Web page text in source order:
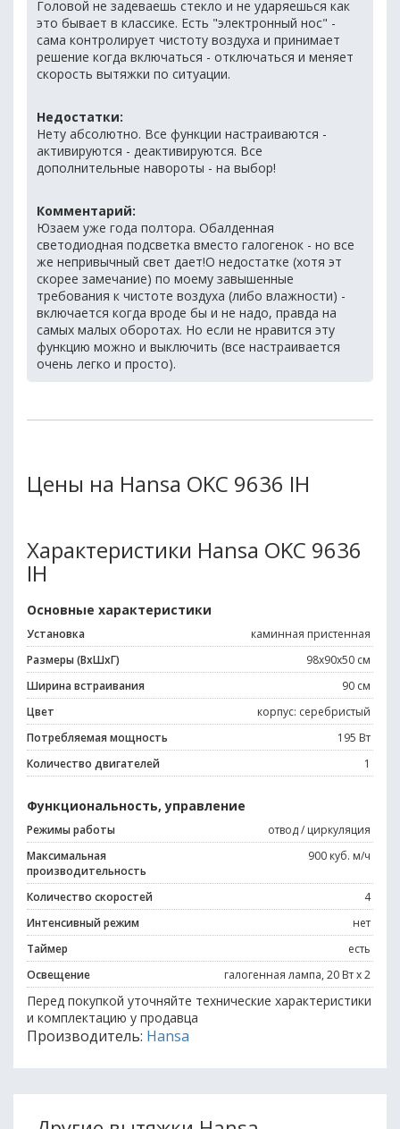
Головой не задеваешь стекло и не ударяешься как
это бывает в классике. Есть "электронный нос" -
сама контролирует чистоту воздуха и принимает
решение когда включаться - отключаться и меняет
скорость вытяжки по ситуации.
Недостатки:
Нету абсолютно. Все функции настраиваются -
активируются - деактивируются. Все
дополнительные навороты - на выбор!
Комментарий:
Юзаем уже года полтора. Обалденная
светодиодная подсветка вместо галогенок - но все
же непривычный свет дает!О недостатке (хотя эт
скорее замечание) по моему завышенные
требования к чистоте воздуха (либо влажности) -
включается когда вроде бы и не надо, правда на
самых малых оборотах. Но если не нравится эту
функцию можно и выключить (все настраивается
очень легко и просто).
Цены на Hansa OKC 9636 IH
Характеристики Hansa OKC 9636
IH
Основные характеристики
Установка
каминная пристенная
Размеры (ВхШхГ)
98х90х50 см
Ширина встраивания
90 см
Цвет
корпус: серебристый
Потребляемая мощность
195 Вт
Количество двигателей
1
Функциональность, управление
Режимы работы
отвод / циркуляция
Максимальная
производительность
900 куб. м/ч
Количество скоростей
4
Интенсивный режим
нет
Таймер
есть
Освещение
галогенная лампа, 20 Вт х 2
Перед покупкой уточняйте технические характеристики
и комплектацию у продавца
Производитель: Hansa